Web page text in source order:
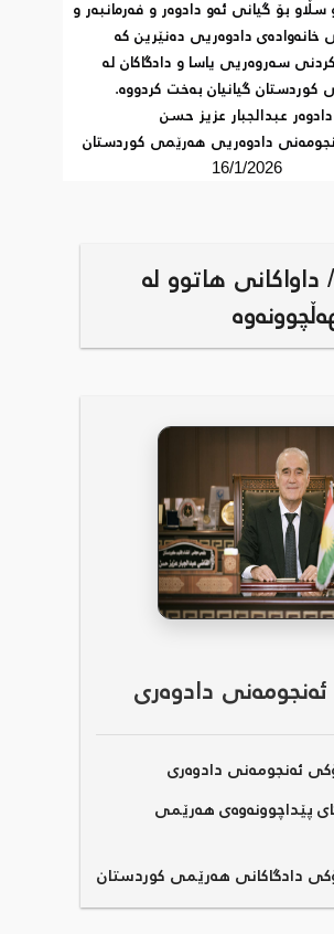
گشت ئه‌ندامانی خانه‌واده‌ی دادوه‌ریی ده‌نێرین كه‌
له‌رێگه‌ی به‌هێزكردنی سه‌روه‌ریی یاسا و دادگاكان له‌
دادوه‌ر عبدالجبار عزیز حسن
16/1/2026
داواکانی هاتوو لە
دادوەری
ئەنجومەنی دادوەری
پێداچوونەوەی هەرێمی
دادگاکانی هەرێمی کوردستان